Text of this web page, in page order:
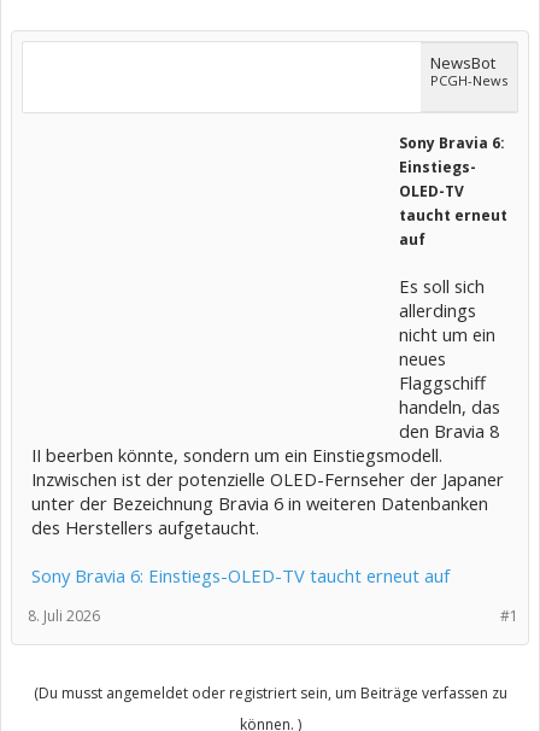
NewsBot
PCGH-News
Sony Bravia 6:
Einstiegs-
OLED-TV
taucht erneut
auf
Es soll sich
allerdings
nicht um ein
neues
Flaggschiff
handeln, das
den Bravia 8
II beerben könnte, sondern um ein Einstiegsmodell.
Inzwischen ist der potenzielle OLED-Fernseher der Japaner
unter der Bezeichnung Bravia 6 in weiteren Datenbanken
des Herstellers aufgetaucht.
Sony Bravia 6: Einstiegs-OLED-TV taucht erneut auf
#1
8. Juli 2026
(Du musst angemeldet oder registriert sein, um Beiträge verfassen zu
können. )